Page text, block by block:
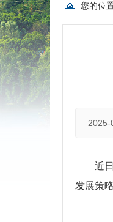
您的位
2025-
近
发展策